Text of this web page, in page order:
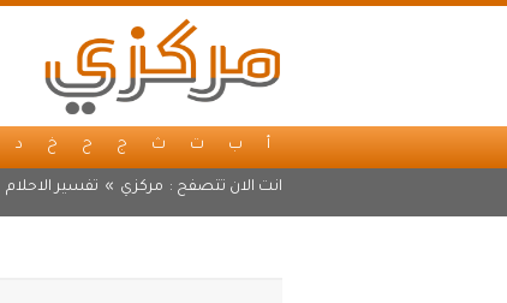
أ ب ت ث ج ح خ د
انت الان تتصفح : مركزي » تفسير الاحلام